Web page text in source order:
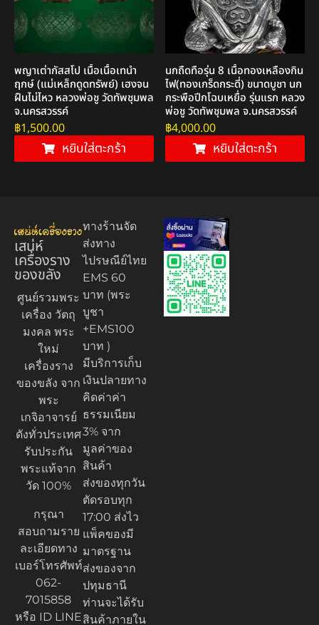
พญาเต่ากัสสโป เนื้อเนื้อเทนำ
ฤกษ์ (แม่เหล็กดูดทรัพย์) เฮงจน
ฝืนไม่ไหว หลวงพ่อชู วัดทัพชุมพล
จ.นครสวรรค์
฿1,500.00
หยิบใส่ตะกร้า
นกถืดทือรุ่น 8 เนื้อทองเหลืองกิน
ไฟ(ทองเกร็ดกระดี่) ขนาดบูชา นก
กระพือปีกโฉบเหยื่อ รุ่นแรก หลวง
พ่อชู วัดทัพชุมพล จ.นครสวรรค์
฿4,000.00
หยิบใส่ตะกร้า
เสน่ห์
เครื่องราง
ของขลัง
ศูนย์รวมพระ
เครื่อง วัตถุ
มงคล พระ
ใหม่
เครื่องราง
ของขลัง จาก
พระ
เกจิอาจารย์
ดังทั่วประเทศ
รับประกัน
พระแท้จาก
วัด 100%
กรุณา
สอบถามราย
ละเอียดทาง
เบอร์โทรศัพท์
062-
7015858
หรือ ID LINE
ทางร้านจัด
ส่งทาง
ไปรษณีย์ไทย
EMS 60
บาท (พระ
บูชา
+EMS100
บาท )
มีบริการเก็บ
เงินปลายทาง
คิดค่าค่า
ธรรมเนียม
3% จาก
มูลค่าของ
สินค้า
ส่งของทุกวัน
ตัดรอบทุก
17:00 ส่งไว
แพ็คของมี
มาตรฐาน
ส่งของจาก
ปทุมธานี
ท่านจะได้รับ
สินค้าภายใน